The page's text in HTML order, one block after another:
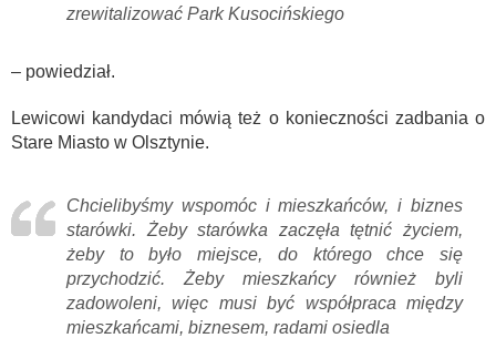
zrewitalizować Park Kusocińskiego
– powiedział.
Lewicowi kandydaci mówią też o konieczności zadbania o
Stare Miasto w Olsztynie.
Chcielibyśmy wspomóc i mieszkańców, i biznes
starówki. Żeby starówka zaczęła tętnić życiem,
żeby to było miejsce, do którego chce się
przychodzić. Żeby mieszkańcy również byli
zadowoleni, więc musi być współpraca między
mieszkańcami, biznesem, radami osiedla